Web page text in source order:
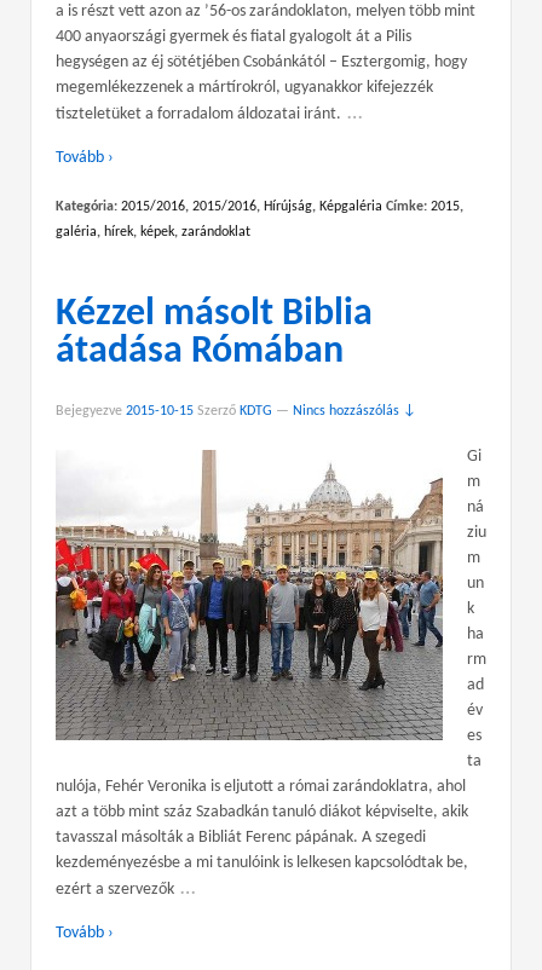
a is részt vett azon az ’56-os zarándoklaton, melyen több mint
400 anyaországi gyermek és fiatal gyalogolt át a Pilis
hegységen az éj sötétjében Csobánkától – Esztergomig, hogy
megemlékezzenek a mártírokról, ugyanakkor kifejezzék
tiszteletüket a forradalom áldozatai iránt. …
Tovább ›
Kategória: 2015/2016, 2015/2016, Hírújság, Képgaléria Címke: 2015,
galéria, hírek, képek, zarándoklat
Kézzel másolt Biblia
átadása Rómában
Bejegyezve 2015-10-15 Szerző KDTG — Nincs hozzászólás ↓
Gi
m
ná
ziu
m
un
k
ha
rm
ad
év
es
ta
nulója, Fehér Veronika is eljutott a római zarándoklatra, ahol
azt a több mint száz Szabadkán tanuló diákot képviselte, akik
tavasszal másolták a Bibliát Ferenc pápának. A szegedi
kezdeményezésbe a mi tanulóink is lelkesen kapcsolódtak be,
ezért a szervezők …
Tovább ›